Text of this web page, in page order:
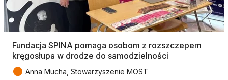
Fundacja SPINA pomaga osobom z rozszczepem
kręgosłupa w drodze do samodzielności
● Anna Mucha, Stowarzyszenie MOST